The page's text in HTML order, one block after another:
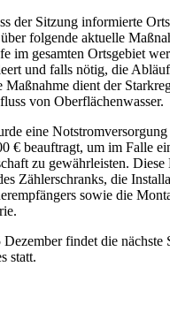
der Sitzung informierte
folgende aktuelle
im gesamten Ortsgebiet
und falls nötig, die
Maßnahme dient der
von Oberflächenwasser.
eine
€ beauftragt, um im Falle
zu gewährleisten.
Zählerschranks, die
sowie die
findet die nächste
statt.